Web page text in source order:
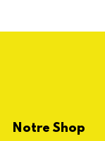
Notre Shop